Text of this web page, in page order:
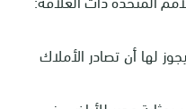
لا يجوز لها أن تصادر الأملاك